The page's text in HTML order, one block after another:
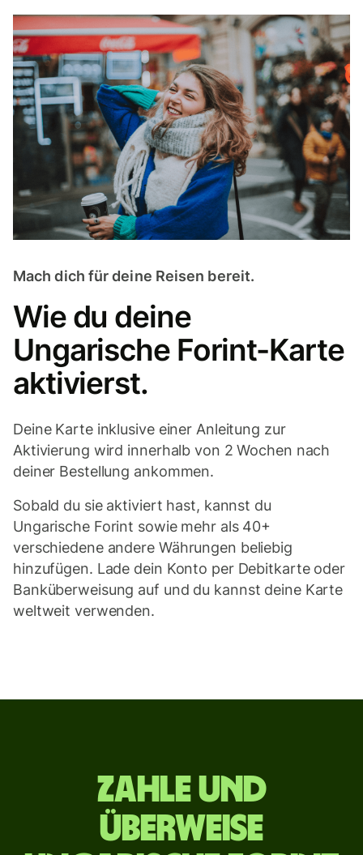
Wie du deine
Ungarische Forint-Karte
aktivierst.
Mach dich für deine Reisen bereit.
Deine Karte inklusive einer Anleitung zur
Aktivierung wird innerhalb von 2 Wochen nach
deiner Bestellung ankommen.
Sobald du sie aktiviert hast, kannst du
Ungarische Forint sowie mehr als 40+
verschiedene andere Währungen beliebig
hinzufügen. Lade dein Konto per Debitkarte oder
Banküberweisung auf und du kannst deine Karte
weltweit verwenden.
überweise
Zahle und
überweise